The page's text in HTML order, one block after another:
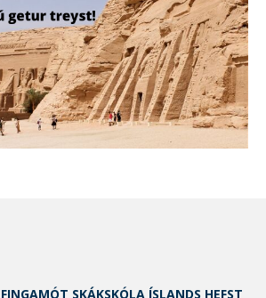
SKÁKSKÓLA ÍSLANDS HEFST